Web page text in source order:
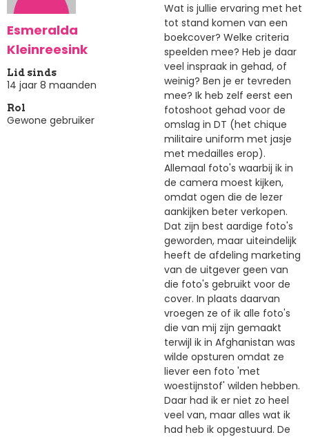
Esmeralda
Kleinreesink
Lid sinds
14 jaar 8 maanden
Rol
Gewone gebruiker
Wat is jullie ervaring met het
tot stand komen van een
boekcover? Welke criteria
speelden mee? Heb je daar
veel inspraak in gehad, of
weinig? Ben je er tevreden
mee? Ik heb zelf eerst een
fotoshoot gehad voor de
omslag in DT (het chique
militaire uniform met jasje
met medailles erop).
Allemaal foto's waarbij ik in
de camera moest kijken,
omdat ogen die de lezer
aankijken beter verkopen.
Dat zijn best aardige foto's
geworden, maar uiteindelijk
heeft de afdeling marketing
van de uitgever geen van
die foto's gebruikt voor de
cover. In plaats daarvan
vroegen ze of ik alle foto's
die van mij zijn gemaakt
terwijl ik in Afghanistan was
wilde opsturen omdat ze
liever een foto 'met
woestijnstof' wilden hebben.
Daar had ik er niet zo heel
veel van, maar alles wat ik
had heb ik opgestuurd. De